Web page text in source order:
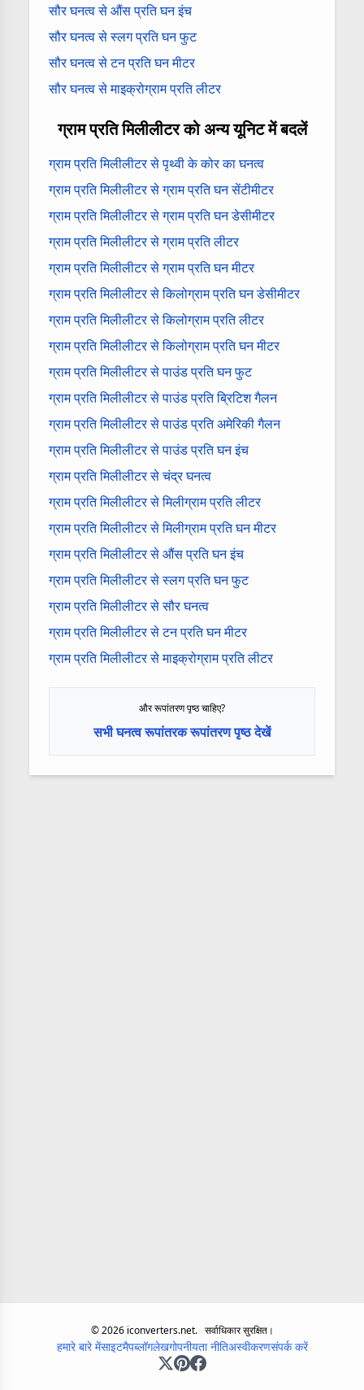
सौर घनत्व से औंस प्रति घन इंच
सौर घनत्व से स्लग प्रति घन फुट
सौर घनत्व से टन प्रति घन मीटर
सौर घनत्व से माइक्रोग्राम प्रति लीटर
ग्राम प्रति मिलीलीटर को अन्य यूनिट में बदलें
ग्राम प्रति मिलीलीटर से पृथ्वी के कोर का घनत्व
ग्राम प्रति मिलीलीटर से ग्राम प्रति घन सेंटीमीटर
ग्राम प्रति मिलीलीटर से ग्राम प्रति घन डेसीमीटर
ग्राम प्रति मिलीलीटर से ग्राम प्रति लीटर
ग्राम प्रति मिलीलीटर से ग्राम प्रति घन मीटर
ग्राम प्रति मिलीलीटर से किलोग्राम प्रति घन डेसीमीटर
ग्राम प्रति मिलीलीटर से किलोग्राम प्रति लीटर
ग्राम प्रति मिलीलीटर से किलोग्राम प्रति घन मीटर
ग्राम प्रति मिलीलीटर से पाउंड प्रति घन फुट
ग्राम प्रति मिलीलीटर से पाउंड प्रति ब्रिटिश गैलन
ग्राम प्रति मिलीलीटर से पाउंड प्रति अमेरिकी गैलन
ग्राम प्रति मिलीलीटर से पाउंड प्रति घन इंच
ग्राम प्रति मिलीलीटर से चंद्र घनत्व
ग्राम प्रति मिलीलीटर से मिलीग्राम प्रति लीटर
ग्राम प्रति मिलीलीटर से मिलीग्राम प्रति घन मीटर
ग्राम प्रति मिलीलीटर से औंस प्रति घन इंच
ग्राम प्रति मिलीलीटर से स्लग प्रति घन फुट
ग्राम प्रति मिलीलीटर से सौर घनत्व
ग्राम प्रति मिलीलीटर से टन प्रति घन मीटर
ग्राम प्रति मिलीलीटर से माइक्रोग्राम प्रति लीटर
और रूपांतरण पृष्ठ चाहिए?
सभी घनत्व रूपांतरक रूपांतरण पृष्ठ देखें
©2026iconverters.net. सर्वाधिकार सुरक्षित।
हमारे बारे मेंसाइटमैपब्लॉगलेखगोपनीयता नीतिअस्वीकरणसंपर्क करें